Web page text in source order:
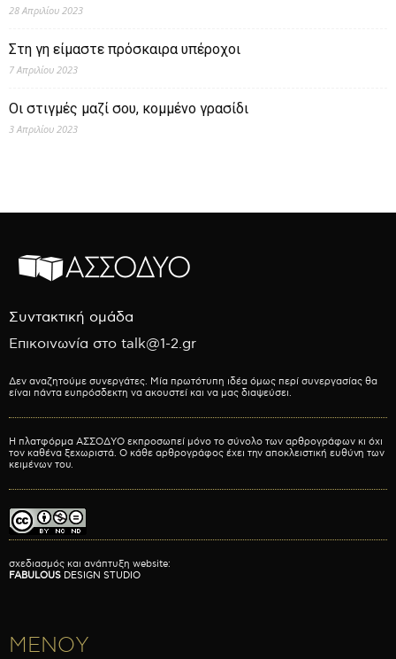
28 Απριλίου 2023
Στη γη είμαστε πρόσκαιρα υπέροχοι
7 Απριλίου 2023
Οι στιγμές μαζί σου, κομμένο γρασίδι
3 Απριλίου 2023
Συντακτική ομάδα
Επικοινωνία στο talk@1-2.gr
Δεν αναζητούμε συνεργάτες. Μία πρωτότυπη ιδέα όμως περί συνεργασίας θα
είναι πάντα ευπρόσδεκτη να ακουστεί και να μας διαψεύσει.
Η πλατφόρμα ΑΣΣΟΔΥΟ εκπροσωπεί μόνο το σύνολο των αρθρογράφων κι όχι
τον καθένα ξεχωριστά. Ο κάθε αρθρογράφος έχει την αποκλειστική ευθύνη των
κειμένων του.
σχεδιασμός και ανάπτυξη website:
FABULOUS DESIGN STUDIO
ΜΕΝΟΥ